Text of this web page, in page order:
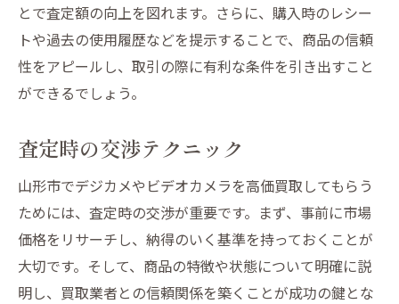
とで査定額の向上を図れます。さらに、購入時のレシー
トや過去の使用履歴などを提示することで、商品の信頼
性をアピールし、取引の際に有利な条件を引き出すこと
ができるでしょう。
査定時の交渉テクニック
山形市でデジカメやビデオカメラを高価買取してもらう
ためには、査定時の交渉が重要です。まず、事前に市場
価格をリサーチし、納得のいく基準を持っておくことが
大切です。そして、商品の特徴や状態について明確に説
明し、買取業者との信頼関係を築くことが成功の鍵とな